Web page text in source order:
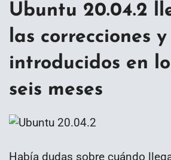
Ubuntu 20.04.2
las correcciones
introducidos en
seis meses
Había dudas sobre cuándo